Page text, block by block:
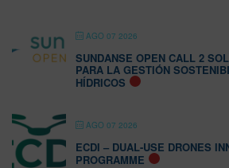
AGO 07 2026
SUNDANSE OPEN CALL 2
PARA LA GESTIÓN
HÍDRICOS
AGO 07 2026
ECDI – DUAL-USE DRONES
PROGRAMME